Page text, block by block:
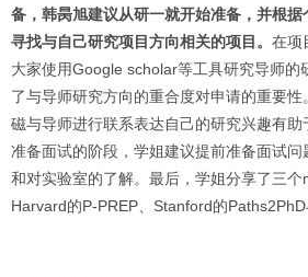
备，韩昺旭建议从研一就开始准备，并根据
寻找与自己研究项目方向相关的项目。 在项
大家使用Google scholar等工具研究导师的
了与导师研究方向的重合度对申请的重要
磁与导师进行联系表达自己的研究兴趣有
准备面试的阶段，学姐建议提前准备面试
和对实验室的了解。最后，学姐分享了三
Harvard的P-PREP、Stanford的Paths2PhD